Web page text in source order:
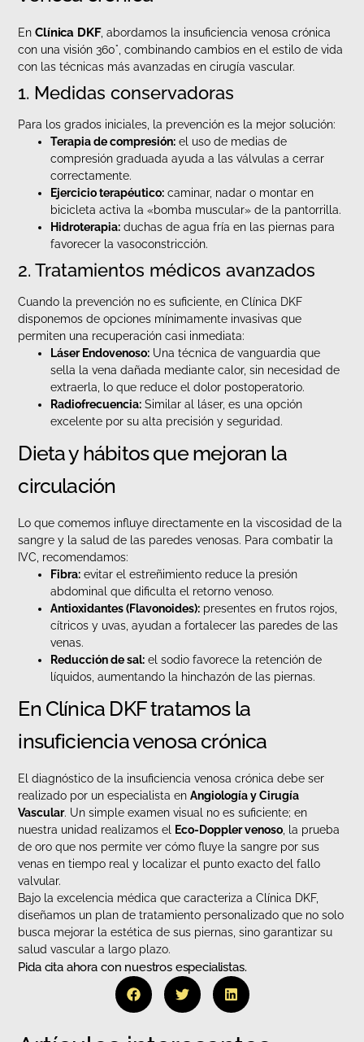
En Clínica DKF, abordamos la insuficiencia venosa crónica
con una visión 360°, combinando cambios en el estilo de vida
con las técnicas más avanzadas en cirugía vascular.
1. Medidas conservadoras
Para los grados iniciales, la prevención es la mejor solución:
Terapia de compresión: el uso de medias de
compresión graduada ayuda a las válvulas a cerrar
correctamente.
Ejercicio terapéutico: caminar, nadar o montar en
bicicleta activa la «bomba muscular» de la pantorrilla.
Hidroterapia: duchas de agua fría en las piernas para
favorecer la vasoconstricción.
2. Tratamientos médicos avanzados
Cuando la prevención no es suficiente, en Clínica DKF
disponemos de opciones mínimamente invasivas que
permiten una recuperación casi inmediata:
Láser Endovenoso: Una técnica de vanguardia que
sella la vena dañada mediante calor, sin necesidad de
extraerla, lo que reduce el dolor postoperatorio.
Radiofrecuencia: Similar al láser, es una opción
excelente por su alta precisión y seguridad.
Dieta y hábitos que mejoran la
circulación
Lo que comemos influye directamente en la viscosidad de la
sangre y la salud de las paredes venosas. Para combatir la
IVC, recomendamos:
Fibra: evitar el estreñimiento reduce la presión
abdominal que dificulta el retorno venoso.
Antioxidantes (Flavonoides): presentes en frutos rojos,
cítricos y uvas, ayudan a fortalecer las paredes de las
venas.
Reducción de sal: el sodio favorece la retención de
líquidos, aumentando la hinchazón de las piernas.
En Clínica DKF tratamos la
insuficiencia venosa crónica
El diagnóstico de la insuficiencia venosa crónica debe ser
realizado por un especialista enAngiología y Cirugía
Vascular. Un simple examen visual no es suficiente; en
nuestra unidad realizamos el
Eco-Doppler venoso , la prueba
de oro que nos permite ver cómo fluye la sangre por sus
venas en tiempo real y localizar el punto exacto del fallo
valvular.
Bajo la excelencia médica que caracteriza a Clínica DKF,
diseñamos un plan de tratamiento personalizado que no solo
busca mejorar la estética de sus piernas, sino garantizar su
salud vascular a largo plazo.
Pida cita ahora con nuestros especialistas.